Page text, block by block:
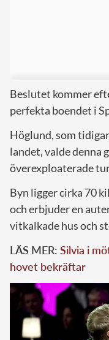
Beslutet kommer
perfekta boendet i
Höglund, som
landet, valde denna
överexploaterade
Byn ligger cirka 70
och erbjuder en
vitkalkade hus och
LÄS MER: Silvia i
hovet bekräftar